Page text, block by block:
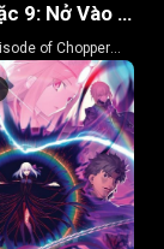
Đảo Hải Tặc 9: Nở Vào Mùa Đông, Hoa Sakura Diệu Kỳ
of Chopper
the Winter, Miracle